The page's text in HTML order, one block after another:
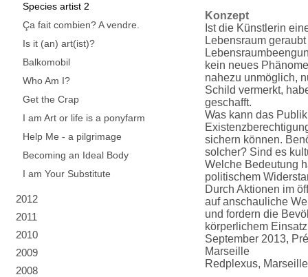
Species artist 2
Ça fait combien? A vendre.
Is it (an) art(ist)?
Balkomobil
Who Am I?
Get the Crap
I am Art or life is a ponyfarm
Help Me - a pilgrimage
Becoming an Ideal Body
I am Your Substitute
2012
2011
2010
2009
2008
Konzept
Ist die Künstlerin
Lebensraum
kein neues
nahezu unmöglich,
Schild vermerkt,
geschafft.
Was kann das
sichern können.
solcher? Sind es
Welche Bedeutung
politischem
Durch Aktionen im
auf anschauliche
und fordern die
körperlichem
September 2013,
Marseille
Redplexus,